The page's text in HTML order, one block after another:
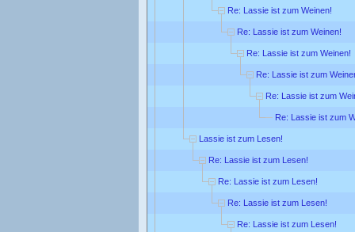
Re: Lassie ist zum Weinen!
Re: Lassie ist zum Weinen!
Re: Lassie ist zum Weinen!
Re: Lassie ist zum
Re: Lassie ist zum
Re: Lassie ist zum
Lassie ist zum Lesen!
Re: Lassie ist zum Lesen!
Re: Lassie ist zum Lesen!
Re: Lassie ist zum Lesen!
Re: Lassie ist zum Lesen!